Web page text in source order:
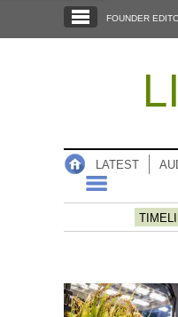
KERALA
NEWS 360
FOUNDER
LATEST